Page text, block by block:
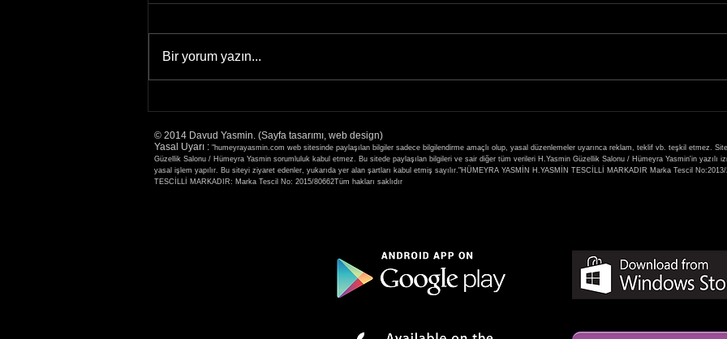
Fethiye'deyim
Bir yorum yazın...
© 2014 Davud Yasmin. (Sayfa tasarımı, web design)
Yasal Uyarı : "humeyrayasmin.com web sitesinde paylaşılan bilgiler sadece bilgilendirme amaçlı olup, yasal düzenlemeler uyarınca reklam, teklif vb. teşkil etmez.
Güzellik Salonu / Hümeyra Yasmin sorumluluk kabul etmez. Bu sitede paylaşılan bilgileri ve sair diğer tüm verileri H.Yasmin Güzellik Salonu / Hümeyra Yasmin'in yazılı
yasal işlem yapılır. Bu siteyi ziyaret edenler, yukarıda yer alan şartları kabul etmiş sayılır."HÜMEYRA YASMİN H.YASMİN TESCİLLİ MARKADIR Marka Tescil
TESCİLLİ MARKADIR: Marka Tescil No: 2015/80662Tüm hakları saklıdır